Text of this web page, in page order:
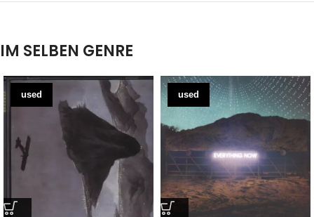
IM SELBEN GENRE
used used